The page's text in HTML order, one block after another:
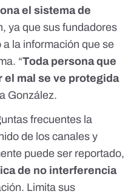
el sistema de
ya que sus fundadores
la información que se
“Toda persona que
el mal se ve protegida
González.
frecuentes la
de los canales y
puede ser reportado,
de no interferencia
Limita sus